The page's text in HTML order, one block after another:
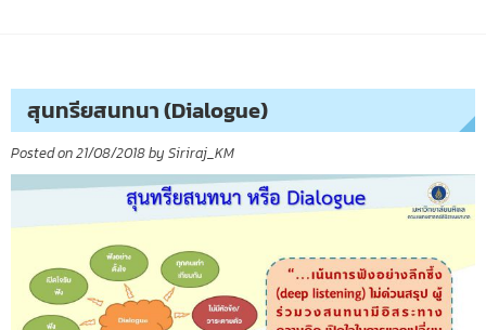
สุนทรียสนทนา (Dialogue)
Posted on21/08/2018by Siriraj_KM